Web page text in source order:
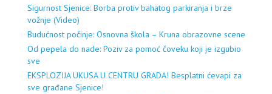
Sigurnost Sjenice: Borba protiv bahatog parkiranja i brze
vožnje (Video)
Budućnost počinje: Osnovna škola – Kruna obrazovne scene
Od pepela do nade: Poziv za pomoć čoveku koji je izgubio
sve
EKSPLOZIJA UKUSA U CENTRU GRADA! Besplatni ćevapi za
sve građane Sjenice!